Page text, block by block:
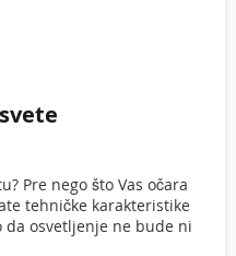
Pre nego što Vas očara
tehničke karakteristike
da osvetljenje ne bude ni